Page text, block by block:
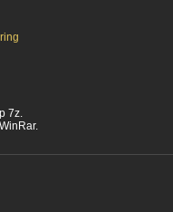
7z.